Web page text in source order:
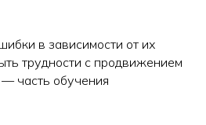
в зависимости от их
трудности с продвижением
часть обучения